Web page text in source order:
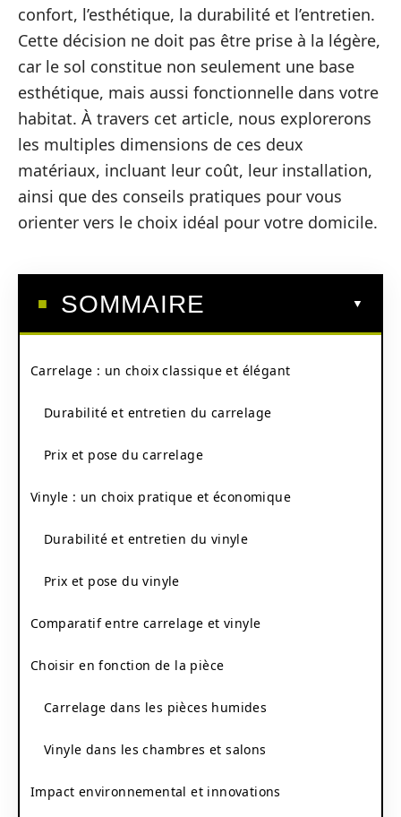
confort, l’esthétique, la durabilité et l’entretien.
Cette décision ne doit pas être prise à la légère,
car le sol constitue non seulement une base
esthétique, mais aussi fonctionnelle dans votre
habitat. À travers cet article, nous explorerons
les multiples dimensions de ces deux
matériaux, incluant leur coût, leur installation,
ainsi que des conseils pratiques pour vous
orienter vers le choix idéal pour votre domicile.
SOMMAIRE
Carrelage : un choix classique et élégant
Durabilité et entretien du carrelage
Prix et pose du carrelage
Vinyle : un choix pratique et économique
Durabilité et entretien du vinyle
Prix et pose du vinyle
Comparatif entre carrelage et vinyle
Choisir en fonction de la pièce
Carrelage dans les pièces humides
Vinyle dans les chambres et salons
Impact environnemental et innovations